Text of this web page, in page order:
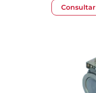
Consultar